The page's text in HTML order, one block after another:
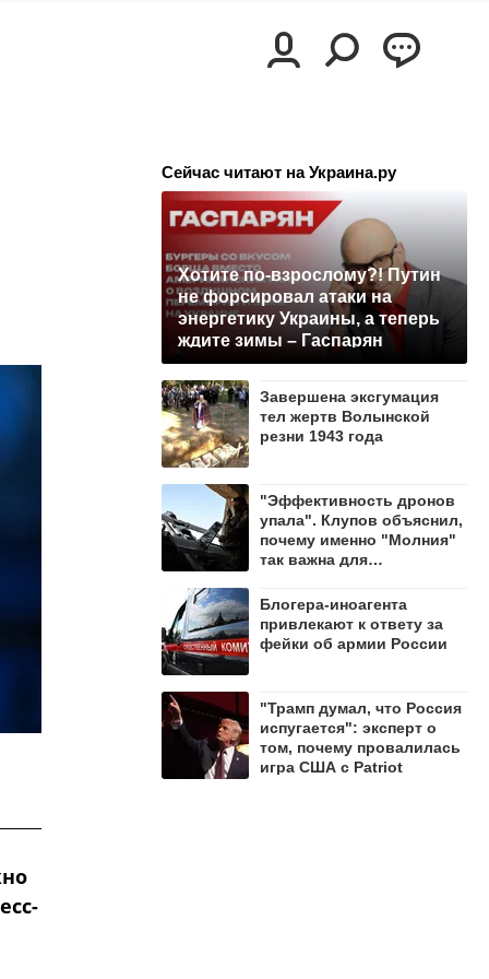
Сейчас читают на Украина.ру
Хотите по-взрослому?! Путин
не форсировал атаки на
энергетику Украины, а теперь
ждите зимы – Гаспарян
Завершена эксгумация
тел жертв Волынской
резни 1943 года
"Эффективность дронов
упала". Клупов объяснил,
почему именно "Молния"
так важна для
Блогера-иноагента
привлекают к ответу за
фейки об армии России
"Трамп думал, что Россия
испугается": эксперт о
том, почему провалилась
игра США с Patriot